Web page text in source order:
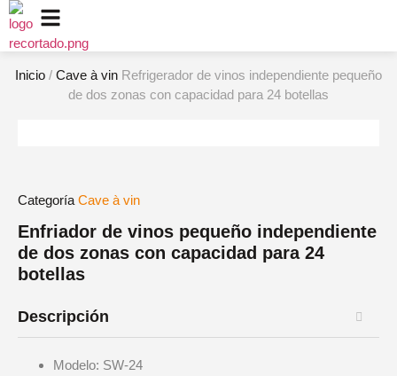
Inicio / Cave à vin Refrigerador de vinos independiente pequeño
de dos zonas con capacidad para 24 botellas
Categoría Cave à vin
Enfriador de vinos pequeño independiente
de dos zonas con capacidad para 24
botellas
Descripción
Modelo: SW-24